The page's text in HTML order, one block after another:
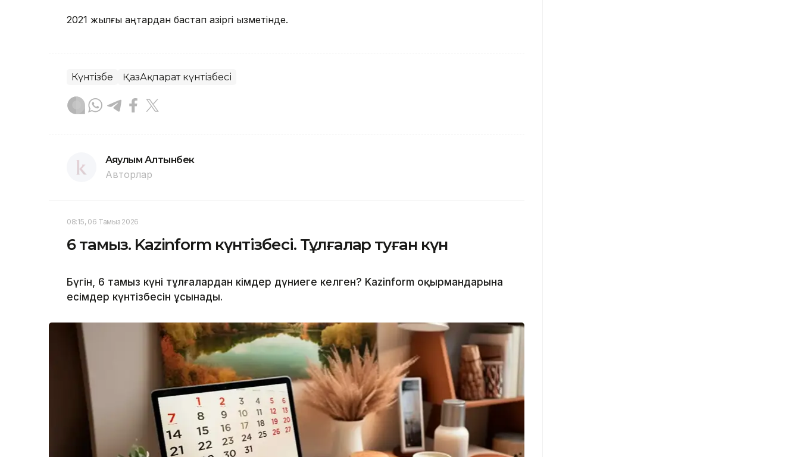
2021 жылғы қаңтардан бастап қазіргі қызметінде.
Күнтізбе ҚазАқпарат күнтізбесі
Аяулым Алтынбек
Авторлар
08:15, 06 Тамыз 2026
6 тамыз. Kazinform күнтізбесі. Тұлғалар туған күн
Бүгін, 6 тамыз күні тұлғалардан кімдер дүниеге келген? Kazinform оқырмандарына
есімдер күнтізбесін ұсынады.